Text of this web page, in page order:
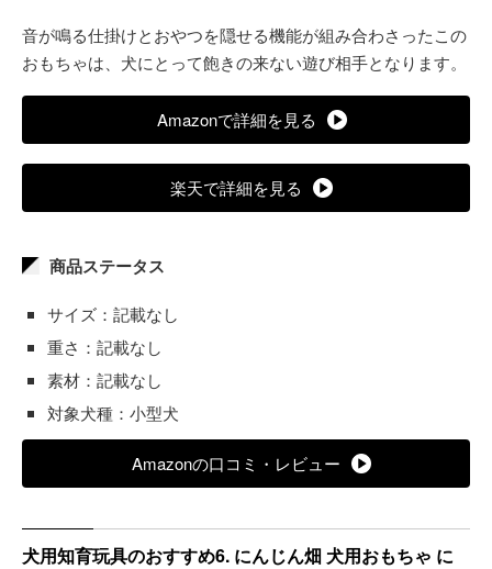
音が鳴る仕掛けとおやつを隠せる機能が組み合わさったこの
おもちゃは、犬にとって飽きの来ない遊び相手となります。
Amazonで詳細を見る
楽天で詳細を見る
商品ステータス
サイズ：記載なし
重さ：記載なし
素材：記載なし
対象犬種：小型犬
Amazonの口コミ・レビュー
犬用知育玩具のおすすめ6. にんじん畑 犬用おもちゃ に